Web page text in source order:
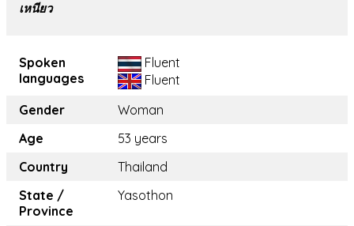
เหนียว
Spoken
languages
Fluent
Fluent
Gender
Woman
Age
53 years
Country
Thailand
State /
Province
Yasothon